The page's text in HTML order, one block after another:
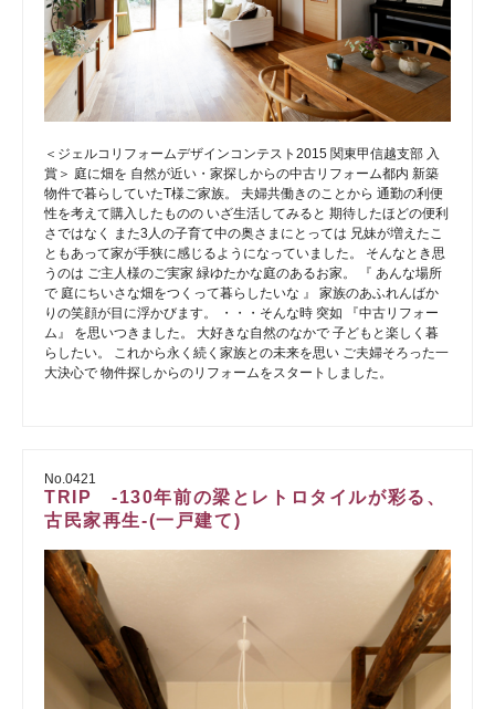
＜ジェルコリフォームデザインコンテスト2015 関東甲信越支部 入
賞＞ 庭に畑を 自然が近い・家探しからの中古リフォーム都内 新築
物件で暮らしていたT様ご家族。 夫婦共働きのことから 通勤の利便
性を考えて購入したものの いざ生活してみると 期待したほどの便利
さではなく また3人の子育て中の奥さまにとっては 兄妹が増えたこ
ともあって家が手狭に感じるようになっていました。 そんなとき思
うのは ご主人様のご実家 緑ゆたかな庭のあるお家。 『 あんな場所
で 庭にちいさな畑をつくって暮らしたいな 』 家族のあふれんばか
りの笑顔が目に浮かびます。 ・・・そんな時 突如 『中古リフォー
ム』 を思いつきました。 大好きな自然のなかで 子どもと楽しく暮
らしたい。 これから永く続く家族との未来を思い ご夫婦そろった一
大決心で 物件探しからのリフォームをスタートしました。
No.0421
TRIP ‐130年前の梁とレトロタイルが彩る、
古民家再生‐(一戸建て)